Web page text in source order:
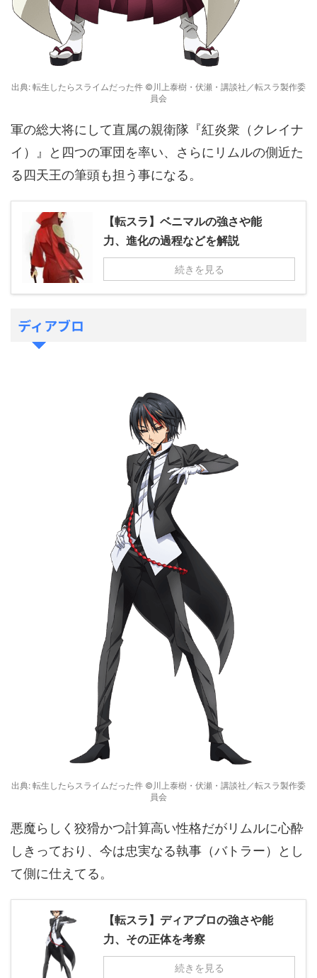
出典: 転生したらスライムだった件 ©川上泰樹・伏瀬・講談社／転スラ製作委
員会
軍の総大将にして直属の親衛隊『紅炎衆（クレイナ
イ）』と四つの軍団を率い、さらにリムルの側近た
る四天王の筆頭も担う事になる。
【転スラ】ベニマルの強さや能
力、進化の過程などを解説
続きを見る
ディアブロ
出典: 転生したらスライムだった件 ©川上泰樹・伏瀬・講談社／転スラ製作委
員会
悪魔らしく狡猾かつ計算高い性格だがリムルに心酔
しきっており、今は忠実なる執事（バトラー）とし
て側に仕えてる。
【転スラ】ディアブロの強さや能
力、その正体を考察
続きを見る